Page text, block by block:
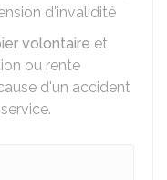
d'invalidité
volontaire et
ou rente
d'un accident